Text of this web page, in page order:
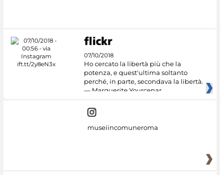
07/10/2018
Ho cercato la libertà più che la
potenza, e quest'ultima soltanto
perché, in parte, secondava la libertà.
— Marguerite Yourcenar
museiincomuneroma